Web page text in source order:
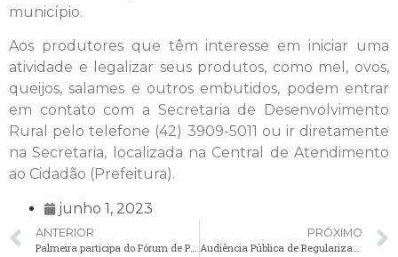
município.
Aos produtores que têm interesse em iniciar uma
atividade e legalizar seus produtos, como mel, ovos,
queijos, salames e outros embutidos, podem entrar
em contato com a Secretaria de Desenvolvimento
Rural pelo telefone (42) 3909-5011 ou ir diretamente
na Secretaria, localizada na Central de Atendimento
ao Cidadão (Prefeitura).
junho 1, 2023
ANTERIOR
PRÓXIMO